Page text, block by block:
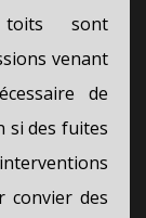
sont
venant
de
si des fuites
convier des